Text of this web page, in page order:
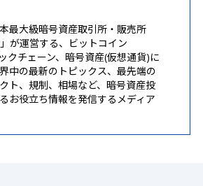
最大級暗号資産取引所・販売所
が運営する、ビットコイン
クチェーン、暗号資産(仮想通貨)に
中の最新のトピックス、最先端の
ト、規制、相場など、暗号資産投
お役立ち情報を発信するメディア